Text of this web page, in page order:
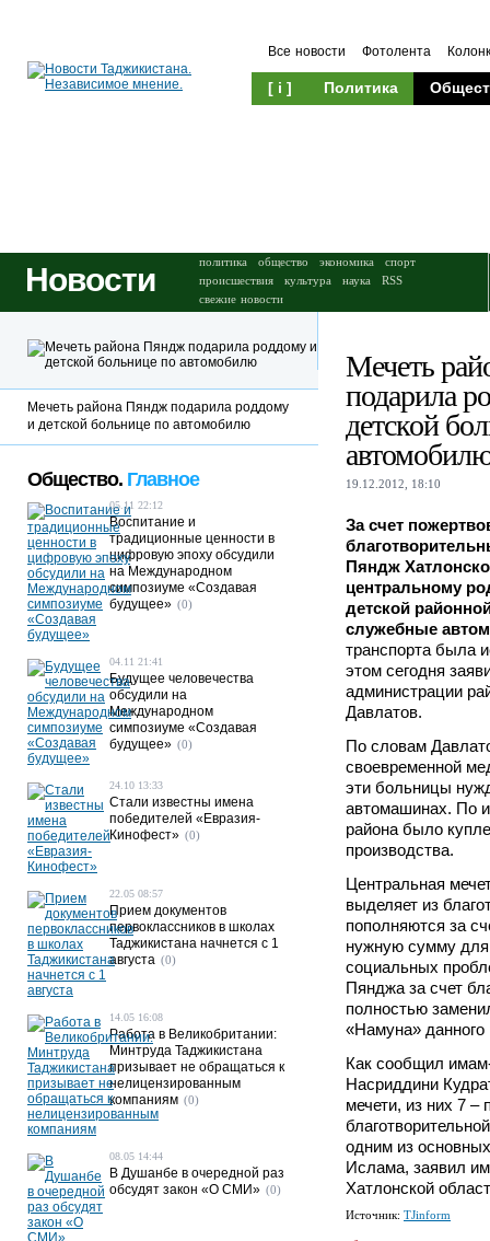
Все новости Фотолента
[ i ] Политика
Новости политика общество экономика
спорт
происшествия
культура наука
RSS
свежие новости
Мечеть
подарила
детской
19.12.2012, 18:10
За счет
Пяндж
центральному
детской
служебные
транспорта была
этом сегодня
администрации
Давлатов.
По словам
своевременной
эти больницы
автомашинах. По
района было
производства.
Центральная
выделяет из
пополняются за
нужную сумму
социальных
Пянджа за счет
полностью
«Намуна» данного
Как сообщил
Насриддини
мечети, из них 7 –
одним из
Ислама, заявил
Хатлонской
Источник: TJinform
Мечеть района Пяндж подарила роддому
и детской больнице по автомобилю
Общество. Главное
05.11 22:12
Воспитание и
традиционные ценности в
цифровую эпоху обсудили
на Международном
симпозиуме «Создавая
будущее» (0)
04.11 21:41
Будущее человечества
обсудили на
Международном
симпозиуме «Создавая
будущее» (0)
24.10 13:33
Стали известны имена
победителей «Евразия-
Кинофест» (0)
22.05 08:57
Прием документов
первоклассников в школах
Таджикистана начнется с 1
августа (0)
14.05 16:08
Работа в Великобритании:
Минтруда Таджикистана
призывает не обращаться к
нелицензированным
компаниям (0)
08.05 14:44
В Душанбе в очередной раз
обсудят закон «О СМИ» (0)